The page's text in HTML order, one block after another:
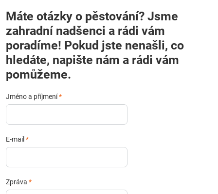
Máte otázky o pěstování? Jsme
zahradní nadšenci a rádi vám
poradíme! Pokud jste nenašli, co
hledáte, napište nám a rádi vám
pomůžeme.
Jméno a příjmení*
E-mail *
Zpráva *